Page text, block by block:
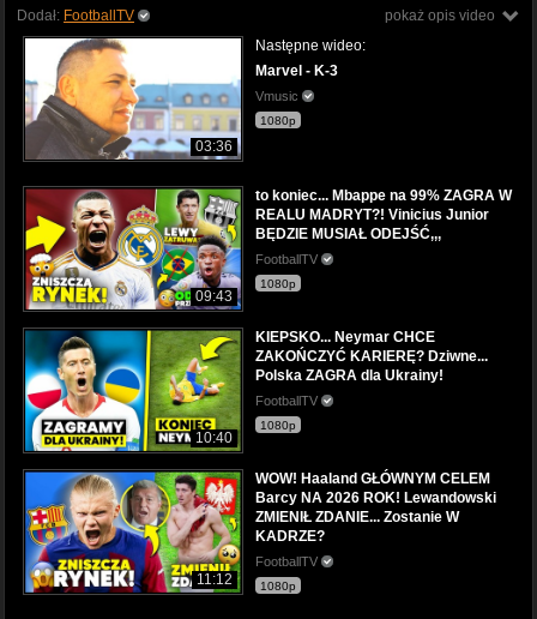
pokaż opis video
Dodał: FootballTV
03:36
Następne wideo:
Marvel - K-3
Vmusic
1080p
09:43
to koniec... Mbappe na 99% ZAGRA W
REALU MADRYT?! Vinicius Junior
BĘDZIE MUSIAŁ ODEJŚĆ,,,
FootballTV
1080p
10:40
KIEPSKO... Neymar CHCE
ZAKOŃCZYĆ KARIERĘ? Dziwne...
Polska ZAGRA dla Ukrainy!
FootballTV
1080p
11:12
WOW! Haaland GŁÓWNYM CELEM
Barcy NA 2026 ROK! Lewandowski
ZMIENIŁ ZDANIE... Zostanie W
KADRZE?
FootballTV
1080p